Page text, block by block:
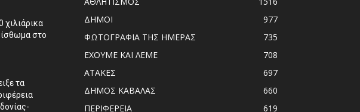
χιλιάρικα
στο
τα
ΔΗΜΟΙ
977
ΦΩΤΟΓΡΑΦΙΑ ΤΗΣ ΗΜΕΡΑΣ
735
ΕΧΟΥΜΕ ΚΑΙ ΛΕΜΕ
708
ΑΤΑΚΕΣ
697
ΔΗΜΟΣ ΚΑΒΑΛΑΣ
660
ΠΕΡΙΦΕΡΕΙΑ
619